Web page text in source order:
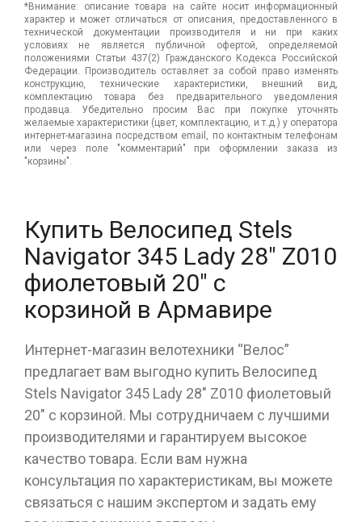
*Внимание: описание товара на сайте носит информационный
характер и может отличаться от описания, предоставленного в
технической документации производителя и ни при каких
условиях не является публичной офертой, определяемой
положениями Статьи 437(2) Гражданского Кодекса Российской
Федерации. Производитель оставляет за собой право изменять
конструкцию, технические характеристики, внешний вид,
комплектацию товара без предварительного уведомления
продавца. Убедительно просим Вас при покупке уточнять
желаемые характеристики (цвет, комплектацию, и т.д.) у оператора
интернет-магазина посредством email, по контактным телефонам
или через поле "комментарий" при оформлении заказа из
"корзины".
Купить Велосипед Stels
Navigator 345 Lady 28" Z010
фиолетовый 20" с
корзиной в Армавире
Интернет-магазин велотехники “Велос”
предлагает вам выгодно купить Велосипед
Stels Navigator 345 Lady 28" Z010 фиолетовый
20" с корзиной. Мы сотрудничаем с лучшими
производителями и гарантируем высокое
качество товара. Если вам нужна
консультация по характеристикам, вы можете
связаться с нашим экспертом и задать ему